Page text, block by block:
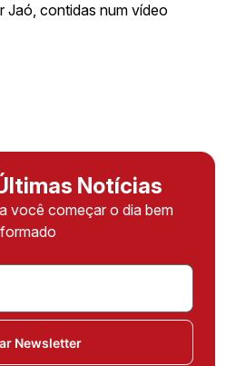
Jaó, contidas num vídeo
Notícias
você começar o dia bem
Newsletter